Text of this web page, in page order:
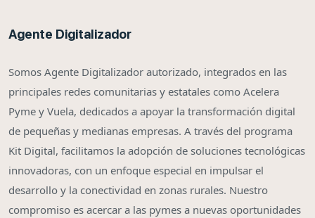
Agente Digitalizador
Somos Agente Digitalizador autorizado, integrados en las
principales redes comunitarias y estatales como Acelera
Pyme y Vuela, dedicados a apoyar la transformación digital
de pequeñas y medianas empresas. A través del programa
Kit Digital, facilitamos la adopción de soluciones tecnológicas
innovadoras, con un enfoque especial en impulsar el
desarrollo y la conectividad en zonas rurales. Nuestro
compromiso es acercar a las pymes a nuevas oportunidades